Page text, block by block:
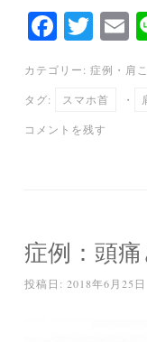
Fa
ce
bo
ok
T
wi
tte
r
E
m
カテゴリー: 症例 ・ 肩
タグ: スマホ首 ・
コメントを残す
症例：頭痛
投稿日: 2018年6月25日